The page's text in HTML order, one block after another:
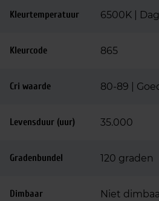
Kleurtemperatuur 6500K |
Kleurcode 865
Cri waarde 80-89 |
Levensduur (uur) 35.000
Gradenbundel 120 graden
Dimbaar Niet